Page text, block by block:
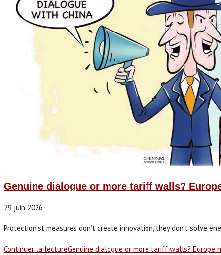
Genuine dialogue or more tariff walls?
29 juin 2026
Protectionist measures don’t create innovation, they don’t solve
Continuer la lectureGenuine dialogue or more tariff walls? Europe